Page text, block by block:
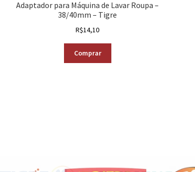
Adaptador para Máquina de Lavar Roupa –
38/40mm – Tigre
R$14,10
Comprar